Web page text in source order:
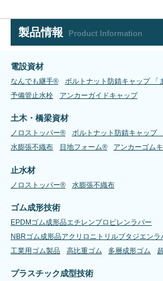
製品情報 Product Information
電設資材
なんでも継手®
ボルトナット防錆キャップ 「
予備管止水栓
アンカーガイドキャップ
土木・橋梁資材
ノロストッパー®
ボルトナット防錆キャップ
水膨張不織布
目地フォーム® アンカーゴム
止水材
ノロストッパー® 水膨張不織布
ゴム成形技術
EPDMゴム成形品エチレンプロピレンラバー
NBRゴム成形品アクリロニトリルブタジエンラ
工業用ゴム製品
高比重ゴム 多層成形ゴム
プラスチック成型技術